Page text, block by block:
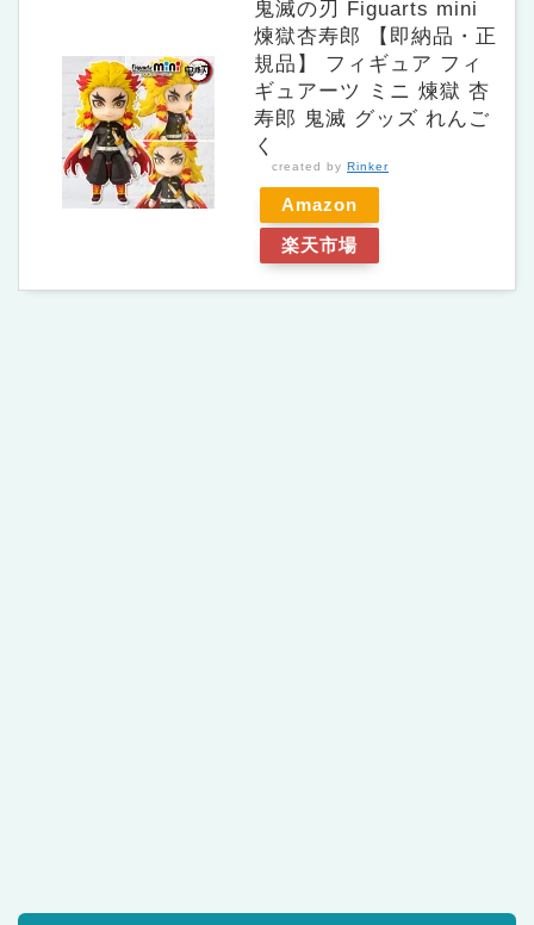
鬼滅の刃 Figuarts mini
煉獄杏寿郎 【即納品・正
規品】 フィギュア フィ
ギュアーツ ミニ 煉獄 杏
寿郎 鬼滅 グッズ れんご
く
created by Rinker
Amazon
楽天市場